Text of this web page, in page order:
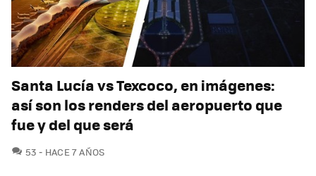
Santa Lucía vs Texcoco, en imágenes:
así son los renders del aeropuerto que
fue y del que será
53 COMENTARIOS
HACE 7 AÑOS